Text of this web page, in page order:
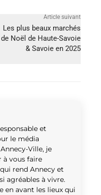
Article suivant
Les plus beaux marchés
de Noël de Haute-Savoie
& Savoie en 2025
et
le média
Ville, je
à vous faire
rend Annecy et
agréables à vivre.
en avant les lieux qui